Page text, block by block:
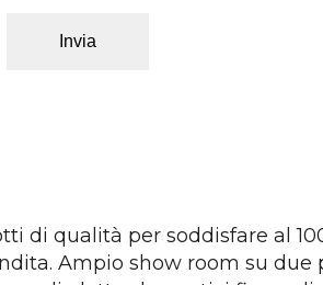
Invia
di qualità per soddisfare al
Ampio show room su